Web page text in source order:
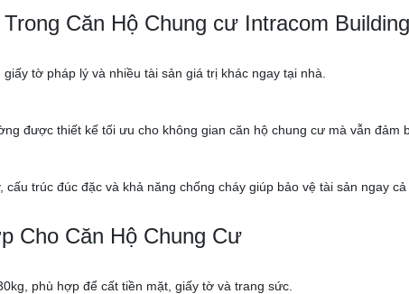
Căn Hộ Chung cư Intracom Building
tờ pháp lý và nhiều tài sản giá trị khác ngay tại nhà.
được thiết kế tối ưu cho không gian căn hộ chung cư mà vẫn đảm
trúc đúc đặc và khả năng chống cháy giúp bảo vệ tài sản ngay cả
Cho Căn Hộ Chung Cư
phù hợp để cất tiền mặt, giấy tờ và trang sức.